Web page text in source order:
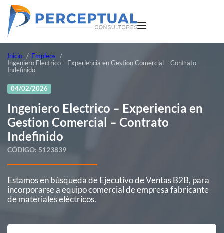
Inicio
Empleos
Ingeniero Electrico – Experiencia en Gestion Comercial – Contrato
Indefinido
04/02/2026
Ingeniero Electrico – Experiencia en
Gestion Comercial – Contrato
Indefinido
CÓDIGO: 5123839
Estamos en búsqueda de Ejecutivo de Ventas B2B, para
incorporarse a equipo comercial de empresa fabricante
de materiales eléctricos.